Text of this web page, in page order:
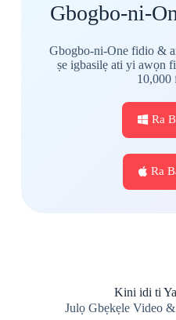
Gbogbo-ni-
Gbogbo-ni-One fidio &
ṣe igbasilẹ ati yi awọn
10,000
Ra
Ra
Kini idi ti
Julọ Gbẹkẹle Video